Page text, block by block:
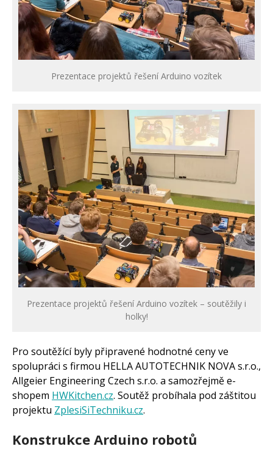
Prezentace projektů řešení Arduino vozítek
Prezentace projektů řešení Arduino vozítek – soutěžily i
holky!
Pro soutěžící byly připravené hodnotné ceny ve
spolupráci s firmou HELLA AUTOTECHNIK NOVA s.r.o.,
Allgeier Engineering Czech s.r.o. a samozřejmě e-
shopem HWKitchen.cz. Soutěž probíhala pod záštitou
projektu ZplesiSiTechniku.cz.
Konstrukce Arduino robotů